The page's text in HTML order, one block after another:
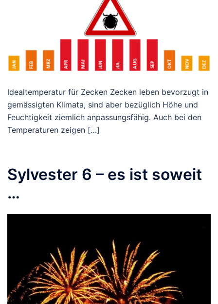
Idealtemperatur für Zecken Zecken leben bevorzugt in
gemässigten Klimata, sind aber bezüglich Höhe und
Feuchtigkeit ziemlich anpassungsfähig. Auch bei den
Temperaturen zeigen […]
Sylvester 6 – es ist soweit
…